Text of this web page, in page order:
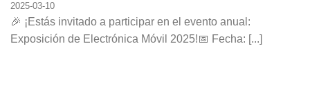
2025-03-10
🎉 ¡Estás invitado a participar en el evento anual:
Exposición de Electrónica Móvil 2025!📅 Fecha: [...]